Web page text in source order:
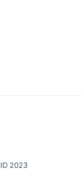
2023